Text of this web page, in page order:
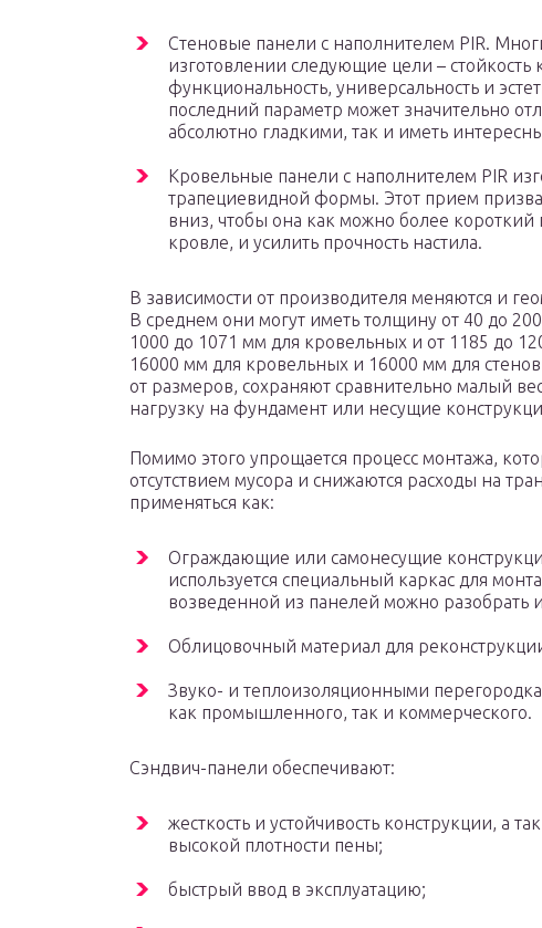
Стеновые панели с наполнителем PIR.
изготовлении следующие цели –
функциональность, универсальность и
последний параметр может значительно
абсолютно гладкими, так и иметь
Кровельные панели с наполнителем PIR
трапециевидной формы. Этот прием
вниз, чтобы она как можно более
кровле, и усилить прочность настила.
В зависимости от производителя меняются и
В среднем они могут иметь толщину от 40 до
1000 до 1071 мм для кровельных и от 1185 до
16000 мм для кровельных и 16000 мм для
от размеров, сохраняют сравнительно малый
нагрузку на фундамент или несущие
Помимо этого упрощается процесс монтажа,
отсутствием мусора и снижаются расходы на
применяться как:
Ограждающие или самонесущие
используется специальный каркас для
возведенной из панелей можно разобрать
Облицовочный материал для
Звуко- и теплоизоляционными
как промышленного, так и коммерческого.
Сэндвич-панели обеспечивают:
жесткость и устойчивость конструкции, а
высокой плотности пены;
быстрый ввод в эксплуатацию;